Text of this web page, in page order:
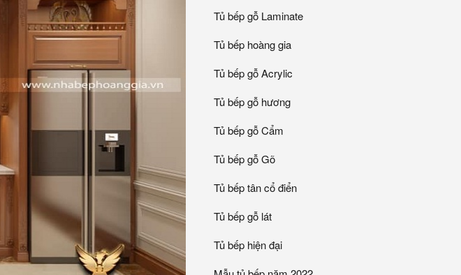
Tủ bếp gỗ Laminate
Tủ bếp hoàng gia
Tủ bếp gỗ Acrylic
Tủ bếp gỗ hương
Tủ bếp gỗ Cẩm
Tủ bếp gỗ Gõ
Tủ bếp tân cổ điển
Tủ bếp gỗ lát
Tủ bếp hiện đại